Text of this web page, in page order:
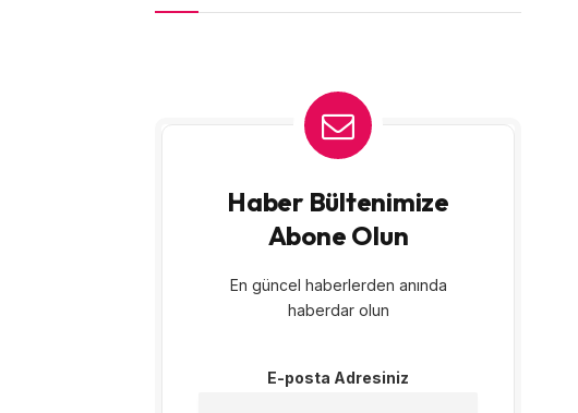
Haber Bültenimize
Abone Olun
En güncel haberlerden anında
haberdar olun
E-posta Adresiniz